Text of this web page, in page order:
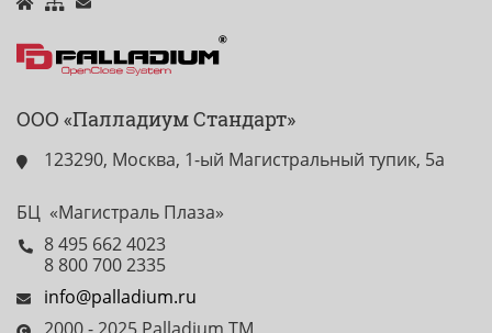
ООО «Палладиум Стандарт»
123290, Москва, 1-ый Магистральный тупик, 5а
БЦ «Магистраль Плаза»
8 495 662 4023
8 800 700 2335
info@palladium.ru